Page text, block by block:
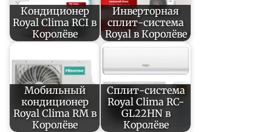
Кондиционер
Royal Clima RCI в
Королёве
Инверторная
сплит-система
Royal в Королёве
Мобильный
кондиционер
Royal Clima RM в
Королёве
Сплит-система
Royal Clima RC-
GL22HN в
Королёве